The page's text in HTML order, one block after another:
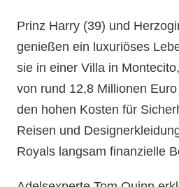
Prinz Harry (39) und
genießen ein luxuriöses
sie in einer Villa in
von rund 12,8 Millionen
den hohen Kosten für
Reisen und
Royals langsam finanzielle